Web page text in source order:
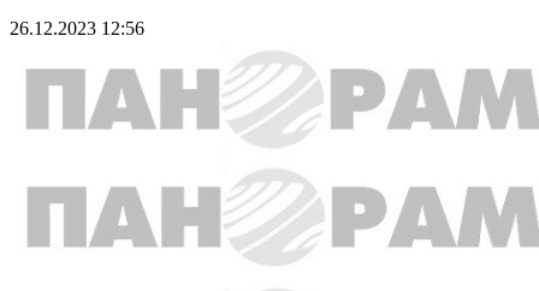
26.12.2023 12:56